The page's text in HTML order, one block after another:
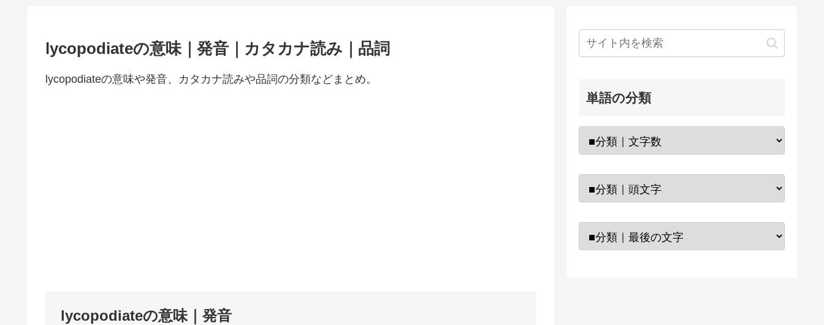
lycopodiateの意味｜発音｜カタカナ読み｜品詞
lycopodiateの意味や発音、カタカナ読みや品詞の分類などまとめ。
lycopodiateの意味｜発音
単語の分類